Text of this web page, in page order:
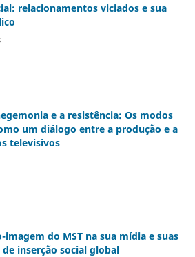
relacionamentos viciados e sua
e a resistência: Os modos
um diálogo entre a produção e a
televisivos
do MST na sua mídia e suas
inserção social global